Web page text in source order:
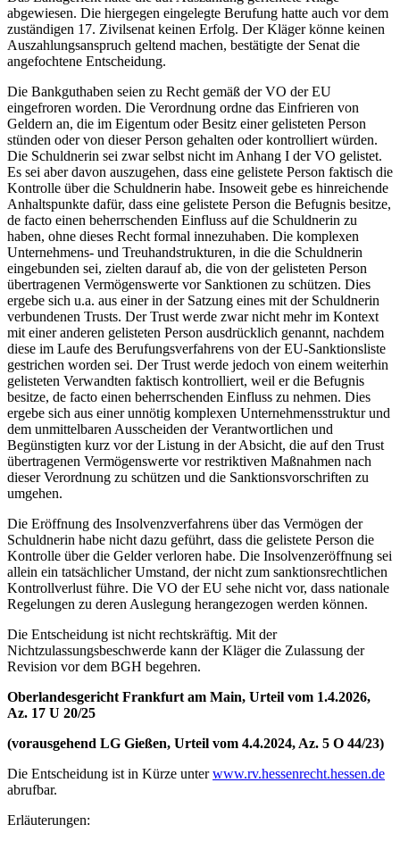
abgewiesen. Die hiergegen eingelegte Berufung hatte auch vor dem
zuständigen 17. Zivilsenat keinen Erfolg. Der Kläger könne keinen
Auszahlungsanspruch geltend machen, bestätigte der Senat die
angefochtene Entscheidung.
Die Bankguthaben seien zu Recht gemäß der VO der EU
eingefroren worden. Die Verordnung ordne das Einfrieren von
Geldern an, die im Eigentum oder Besitz einer gelisteten Person
stünden oder von dieser Person gehalten oder kontrolliert würden.
Die Schuldnerin sei zwar selbst nicht im Anhang I der VO gelistet.
Es sei aber davon auszugehen, dass eine gelistete Person faktisch die
Kontrolle über die Schuldnerin habe. Insoweit gebe es hinreichende
Anhaltspunkte dafür, dass eine gelistete Person die Befugnis besitze,
de facto einen beherrschenden Einfluss auf die Schuldnerin zu
haben, ohne dieses Recht formal innezuhaben. Die komplexen
Unternehmens- und Treuhandstrukturen, in die die Schuldnerin
eingebunden sei, zielten darauf ab, die von der gelisteten Person
übertragenen Vermögenswerte vor Sanktionen zu schützen. Dies
ergebe sich u.a. aus einer in der Satzung eines mit der Schuldnerin
verbundenen Trusts. Der Trust werde zwar nicht mehr im Kontext
mit einer anderen gelisteten Person ausdrücklich genannt, nachdem
diese im Laufe des Berufungsverfahrens von der EU-Sanktionsliste
gestrichen worden sei. Der Trust werde jedoch von einem weiterhin
gelisteten Verwandten faktisch kontrolliert, weil er die Befugnis
besitze, de facto einen beherrschenden Einfluss zu nehmen. Dies
ergebe sich aus einer unnötig komplexen Unternehmensstruktur und
dem unmittelbaren Ausscheiden der Verantwortlichen und
Begünstigten kurz vor der Listung in der Absicht, die auf den Trust
übertragenen Vermögenswerte vor restriktiven Maßnahmen nach
dieser Verordnung zu schützen und die Sanktionsvorschriften zu
umgehen.
Die Eröffnung des Insolvenzverfahrens über das Vermögen der
Schuldnerin habe nicht dazu geführt, dass die gelistete Person die
Kontrolle über die Gelder verloren habe. Die Insolvenzeröffnung sei
allein ein tatsächlicher Umstand, der nicht zum sanktionsrechtlichen
Kontrollverlust führe. Die VO der EU sehe nicht vor, dass nationale
Regelungen zu deren Auslegung herangezogen werden können.
Die Entscheidung ist nicht rechtskräftig. Mit der
Nichtzulassungsbeschwerde kann der Kläger die Zulassung der
Revision vor dem BGH begehren.
Oberlandesgericht Frankfurt am Main, Urteil vom 1.4.2026,
Az. 17 U 20/25
(vorausgehend LG Gießen, Urteil vom 4.4.2024, Az. 5 O 44/23)
Die Entscheidung ist in Kürze unterwww.rv.hessenrecht.hessen.de
abrufbar.
Erläuterungen: